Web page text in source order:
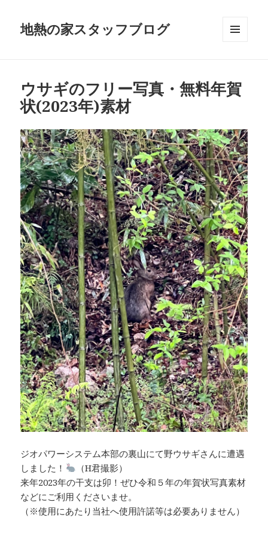
地熱の家スタッフブログ
ット
ウサギのフリー写真・無料年賀
状(2023年)素材
ジオパワーシステム本部の裏山にて野ウサギさんに遭遇
しました！
（H君撮影）
来年2023年の干支は卯！ぜひ令和５年の年賀状写真素材
などにご利用くださいませ。
（※使用にあたり当社へ使用許諾等は必要ありません）